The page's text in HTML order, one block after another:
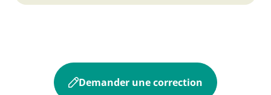
Demander une correction